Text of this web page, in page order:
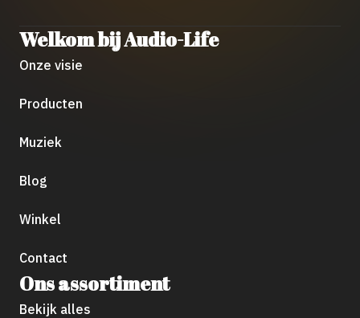
Welkom bij Audio-Life
Onze visie
Producten
Muziek
Blog
Winkel
Contact
Ons assortiment
Bekijk alles